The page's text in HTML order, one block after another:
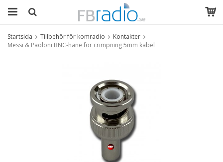
Startsida Tillbehör för komradio
Kontakter
Messi & Paoloni BNC-hane för crimpning 5mm kabel